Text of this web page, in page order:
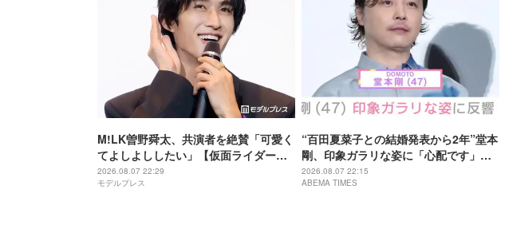
M!LK曽野舜太、共演者を絶賛「可愛く
てよしよししたい」【仮面ライダーゼ
ッツ さよならのミッション】
2026.08.07 22:29
モデルプレス
“百田夏菜子との結婚発表から2年”堂本
剛、印象ガラリな姿に「心配です」
「匂わせなの？」などさまざまな声
2026.08.07 22:15
ABEMA TIMES